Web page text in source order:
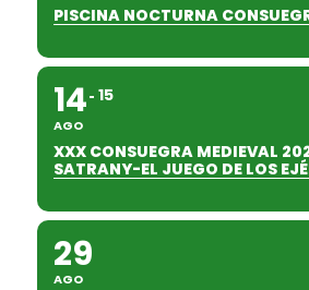
PISCINA NOCTURNA
14
AGO
15
XXX CONSUEGRA MEDIEVAL
SATRANY-EL JUEGO DE LOS
29
AGO